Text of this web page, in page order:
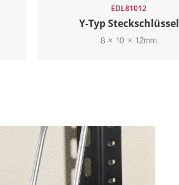
EDL81012
Y-Typ Steckschlüssel
8 × 10 × 12mm